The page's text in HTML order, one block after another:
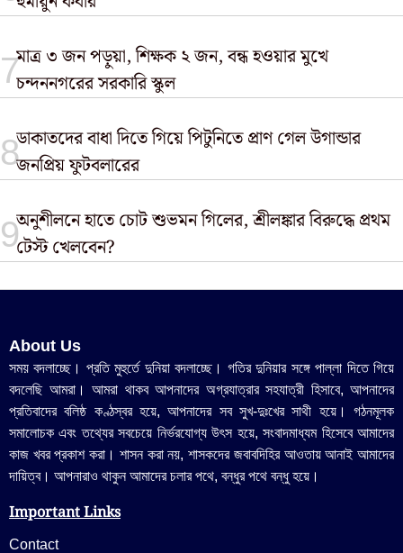
মাত্র ৩ জন পড়ুয়া, শিক্ষক ২ জন, বন্ধ হওয়ার মুখে
চন্দননগরের সরকারি স্কুল
ডাকাতদের বাধা দিতে গিয়ে পিটুনিতে প্রাণ গেল উগান্ডার
জনপ্রিয় ফুটবলারের
অনুশীলনে হাতে চোট শুভমন গিলের, শ্রীলঙ্কার বিরুদ্ধে প্রথম
টেস্ট খেলবেন?
About Us
সময় বদলাচ্ছে। প্রতি মুহুর্তে দুনিয়া বদলাচ্ছে। গতির দুনিয়ার সঙ্গে পাল্লা দিতে গিয়ে
বদলেছি আমরা। আমরা থাকব আপনাদের অগ্রযাত্রার সহযাত্রী হিসাবে, আপনাদের
প্রতিবাদের বলিষ্ঠ কণ্ঠস্বর হয়ে, আপনাদের সব সুখ-দুঃখের সাথী হয়ে। গঠনমূলক
সমালোচক এবং তথ্যের সবচেয়ে নির্ভরযোগ্য উ‍ৎস হয়ে, সংবাদমাধ্যম হিসেবে আমাদের
কাজ খবর প্রকাশ করা। শাসন করা নয়, শাসকদের জবাবদিহির আওতায় আনাই আমাদের
দায়িত্ব। আপনারাও থাকুন আমাদের চলার পথে, বন্ধুর পথে বন্ধু হয়ে।
Important Links
Contact